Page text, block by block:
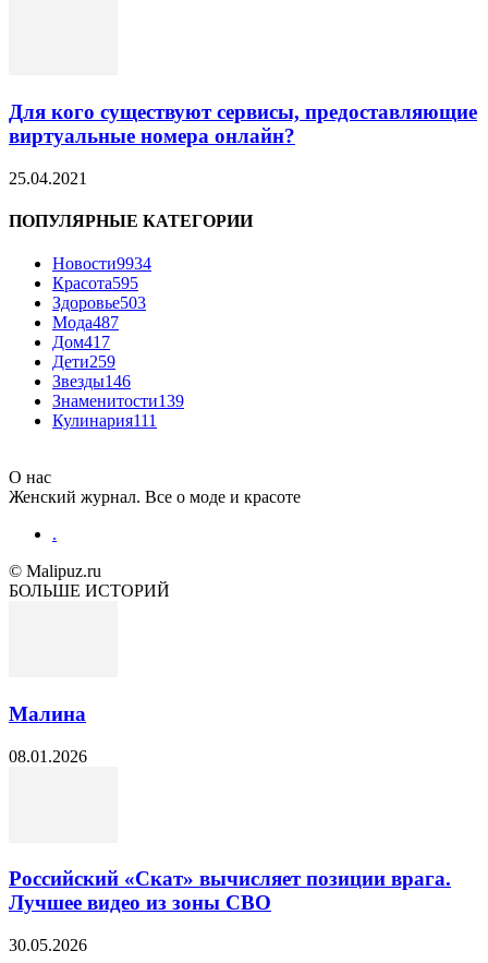
Для кого существуют сервисы, предоставляющие
виртуальные номера онлайн?
25.04.2021
ПОПУЛЯРНЫЕ КАТЕГОРИИ
Новости9934
Красота595
Здоровье503
Мода487
Дом417
Дети259
Звезды146
Знаменитости139
Кулинария111
О нас
Женский журнал. Все о моде и красоте
.
© Malipuz.ru
БОЛЬШЕ ИСТОРИЙ
Малина
08.01.2026
Российский «Скат» вычисляет позиции врага.
Лучшее видео из зоны СВО
30.05.2026